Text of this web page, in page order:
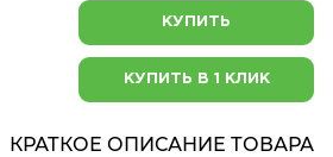
КУПИТЬ
КУПИТЬ В 1 КЛИК
КРАТКОЕ ОПИСАНИЕ ТОВАРА